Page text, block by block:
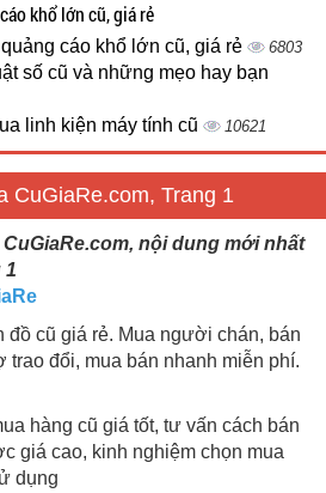
khổ lớn cũ, giá rẻ
cáo khổ lớn cũ, giá rẻ 6803
số cũ và những mẹo hay bạn
linh kiện máy tính cũ 10621
CuGiaRe.com, Trang 1
nội dung mới nhất
1
đồ cũ giá rẻ. Mua người chán, bán
trao đổi, mua bán nhanh miễn phí.
hàng cũ giá tốt, tư vấn cách bán
giá cao, kinh nghiệm chọn mua
dụng